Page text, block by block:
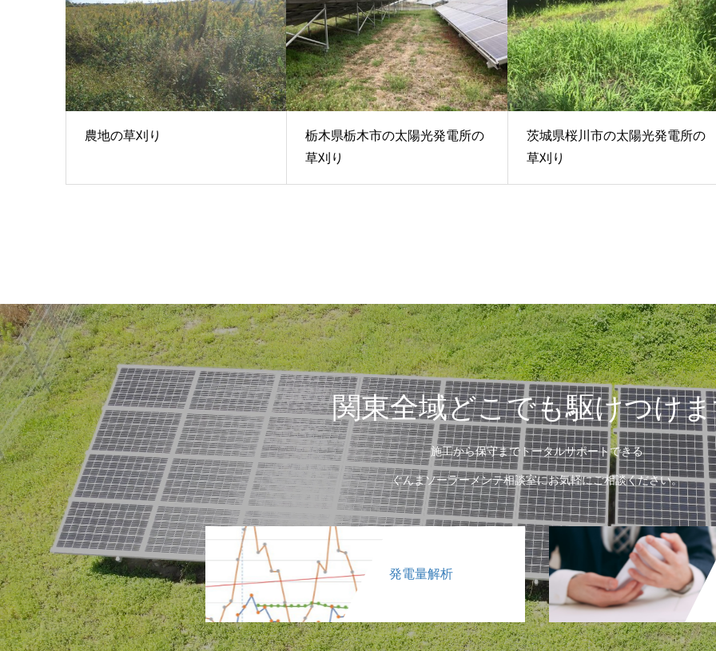
農地の草刈り
栃木県栃木市の太陽光発電所の
草刈り
茨城県桜川市の太陽光発電所の
草刈り
関東全域どこでも駆けつけ
施工から保守までトータルサポートできる
ぐんまソーラーメンテ相談室にお気軽にご相談ください。
発電量解析